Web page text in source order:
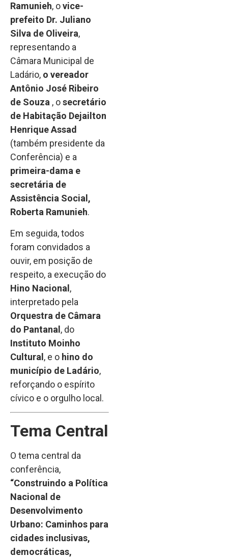
Ramunieh, ovice-
prefeito Dr. Juliano
Silva de Oliveira,
representando a
Câmara Municipal de
Ladário, o vereador
Antônio José Ribeiro
de Souza , osecretário
de Habitação Dejailton
Henrique Assad
(também presidente da
Conferência) e a
primeira-dama e
secretária de
Assistência Social,
Roberta Ramunieh.
Em seguida, todos
foram convidados a
ouvir, em posição de
respeito, a execução do
Hino Nacional,
interpretado pela
Orquestra de Câmara
do Pantanal, do
Instituto Moinho
Cultural, e o hino do
município de Ladário,
reforçando o espírito
cívico e o orgulho local.
Tema Central
O tema central da
conferência,
“Construindo a Política
Nacional de
Desenvolvimento
Urbano: Caminhos para
cidades inclusivas,
democráticas,